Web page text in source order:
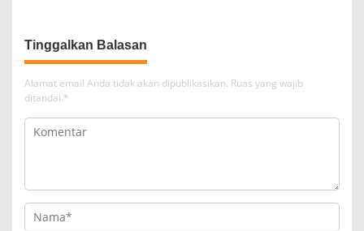
Tinggalkan Balasan
Alamat email Anda tidak akan dipublikasikan. Ruas yang wajib
ditandai *